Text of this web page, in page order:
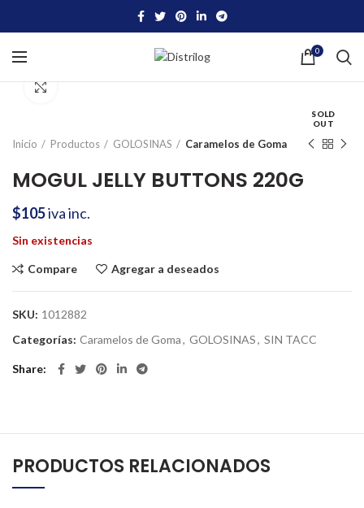
0
SOLD
OUT
Inicio Productos GOLOSINAS Caramelos de Goma
MOGUL JELLY BUTTONS 220G
$105iva inc.
Sin existencias
Compare Agregar a deseados
SKU: 1012882
Categorías: Caramelos de Goma, GOLOSINAS, SIN TACC
Share
PRODUCTOS RELACIONADOS